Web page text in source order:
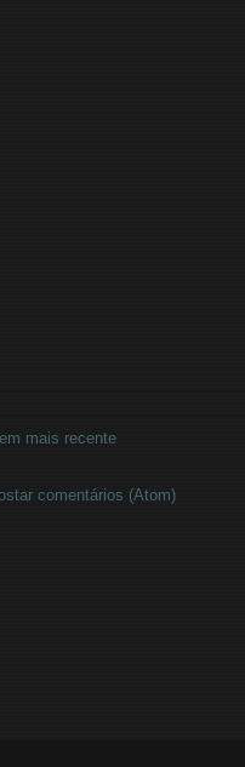
mais recente
comentários (Atom)